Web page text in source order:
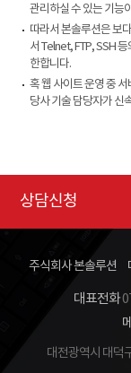
관리하실 수 있는 기능
따라서 본솔루션은 보
서 Telnet, FTP, SSH
한합니다.
혹 웹 사이트 운영 중
당사 기술 담당자가 신
상담신청
주식회사 본솔루션
대표전화
대전광역시 대덕